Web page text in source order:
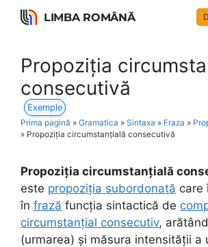
Skip
LIMBA ROMÂNĂ
Propoziția
consecutivă
Exemple
Prima pagină » Gramatica » Sintaxa » Fraza »
» Propoziția circumstanțială consecutivă
Propoziția circumstanțială
este propoziția subordonată care
în frază funcția sintactică de
circumstanțial consecutiv,
(urmarea) și măsura intensității a